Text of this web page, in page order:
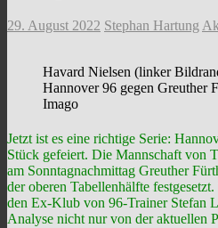
29. August 2022 Stephan Hartung
Havard Nielsen (linker
Hannover 96 gegen Greuther
Imago
Jetzt ist es eine richtige Serie:
Stück gefeiert. Die Mannschaft von
am Sonntagnachmittag Greuther
der oberen Tabellenhälfte
den Ex-Klub von 96-Trainer Stefan
Analyse nicht nur von der aktuellen